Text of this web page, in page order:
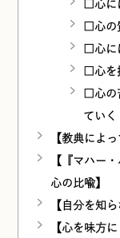
□心に
□心の
□心に
□心を
□心の
ていく
【教典によ
【『マハー
心の比喩】
【自分を知
【心を味方